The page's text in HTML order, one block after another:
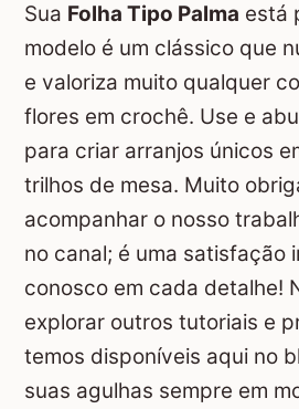
Sua Folha Tipo Palma está
modelo é um clássico que
e valoriza muito qualquer
flores em crochê. Use e
para criar arranjos únicos
trilhos de mesa. Muito
acompanhar o nosso
no canal; é uma satisfação
conosco em cada detalhe!
explorar outros tutoriais e
temos disponíveis aqui no
suas agulhas sempre em